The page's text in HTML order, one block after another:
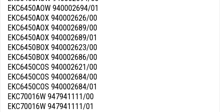
EKC6450AOW 940002694/01
EKC6450AOX 940002626/00
EKC6450AOX 940002689/00
EKC6450AOX 940002689/01
EKC6450BOX 940002623/00
EKC6450BOX 940002686/00
EKC6450COS 940002621/00
EKC6450COS 940002684/00
EKC6450COS 940002684/01
EKC70016W 947941111/00
EKC70016W 947941111/01